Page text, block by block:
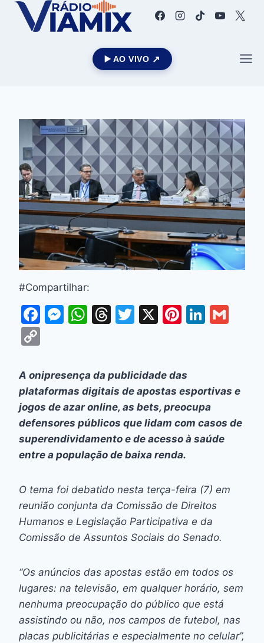
▶️ AO VIVO
#Compartilhar:
F
e
b
o
o
k
M
s
e
n
g
er
W
s
A
p
p
T
a
d
s
T
er
X
Pi
e
st
Li
dI
n
p
y
Li
n
k
A onipresença da publicidade das
plataformas digitais de apostas esportivas e
jogos de azar online, as bets, preocupa
defensores públicos que lidam com casos de
superendividamento e de acesso à saúde
entre a população de baixa renda.
O tema foi debatido nesta terça-feira (7) em
reunião conjunta da Comissão de Direitos
Humanos e Legislação Participativa e da
Comissão de Assuntos Sociais do Senado.
“Os anúncios das apostas estão em todos os
lugares: na televisão, em qualquer horário, sem
nenhuma preocupação do público que está
assistindo ou não, nos campos de futebol, nas
placas publicitárias e especialmente no celular”,